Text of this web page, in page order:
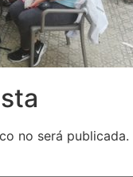
no será publicada.